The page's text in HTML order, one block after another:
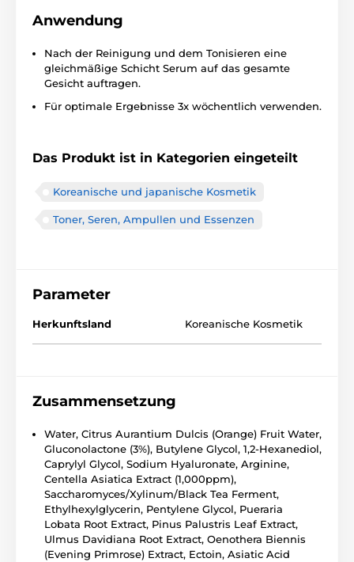
Anwendung
Nach der Reinigung und dem Tonisieren eine
gleichmäßige Schicht Serum auf das gesamte
Gesicht auftragen.
Für optimale Ergebnisse 3x wöchentlich verwenden.
Das Produkt ist in Kategorien eingeteilt
Koreanische und japanische Kosmetik
Toner, Seren, Ampullen und Essenzen
Parameter
Herkunftsland Koreanische Kosmetik
Zusammensetzung
Water, Citrus Aurantium Dulcis (Orange) Fruit Water,
Gluconolactone (3%), Butylene Glycol, 1,2-Hexanediol,
Caprylyl Glycol, Sodium Hyaluronate, Arginine,
Centella Asiatica Extract (1,000ppm),
Saccharomyces/Xylinum/Black Tea Ferment,
Ethylhexylglycerin, Pentylene Glycol, Pueraria
Lobata Root Extract, Pinus Palustris Leaf Extract,
Ulmus Davidiana Root Extract, Oenothera Biennis
(Evening Primrose) Extract, Ectoin, Asiatic Acid